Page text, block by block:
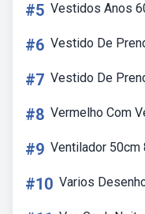
#5 Vestidos Anos
#6 Vestido De
#7 Vestido De
#8 Vermelho Com
#9 Ventilador 50cm
#10 Varios